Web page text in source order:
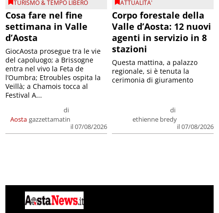
TURISMO & TEMPO LIBERO
Cosa fare nel fine
settimana in Valle
d’Aosta
Aosta
di
gazzettamatin
il 07/08/2026
GiocAosta prosegue tra le vie
del capoluogo; a Brissogne
entra nel vivo la Feta de
l’Oumbra; Etroubles ospita la
Veillà; a Chamois tocca al
Festival A...
ATTUALITA'
Corpo forestale della
Valle d’Aosta: 12 nuovi
agenti in servizio in 8
stazioni
di
ethienne bredy
il 07/08/2026
Questa mattina, a palazzo
regionale, si è tenuta la
cerimonia di giuramento